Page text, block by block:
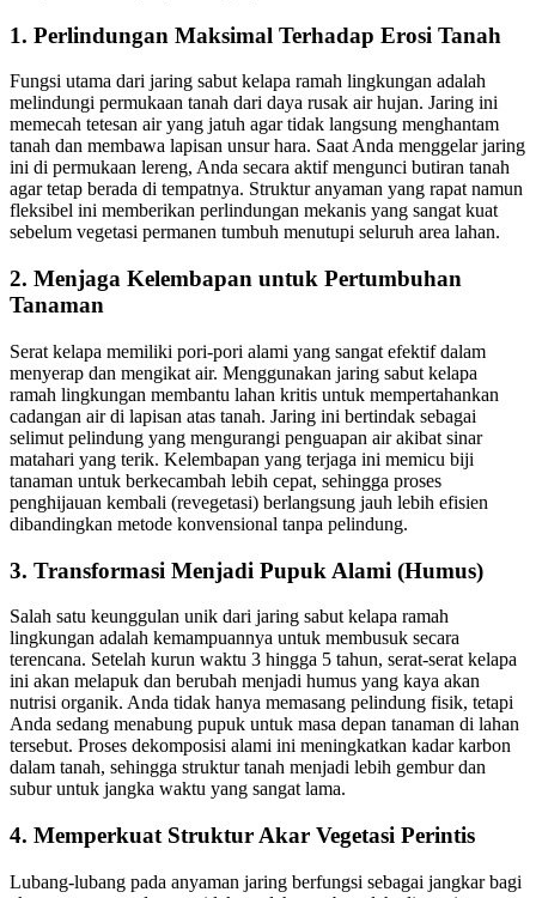
1. Perlindungan Maksimal Terhadap Erosi Tanah
Fungsi utama dari jaring sabut kelapa ramah lingkungan adalah
melindungi permukaan tanah dari daya rusak air hujan. Jaring ini
memecah tetesan air yang jatuh agar tidak langsung menghantam
tanah dan membawa lapisan unsur hara. Saat Anda menggelar jaring
ini di permukaan lereng, Anda secara aktif mengunci butiran tanah
agar tetap berada di tempatnya. Struktur anyaman yang rapat namun
fleksibel ini memberikan perlindungan mekanis yang sangat kuat
sebelum vegetasi permanen tumbuh menutupi seluruh area lahan.
2. Menjaga Kelembapan untuk Pertumbuhan
Tanaman
Serat kelapa memiliki pori-pori alami yang sangat efektif dalam
menyerap dan mengikat air. Menggunakan jaring sabut kelapa
ramah lingkungan membantu lahan kritis untuk mempertahankan
cadangan air di lapisan atas tanah. Jaring ini bertindak sebagai
selimut pelindung yang mengurangi penguapan air akibat sinar
matahari yang terik. Kelembapan yang terjaga ini memicu biji
tanaman untuk berkecambah lebih cepat, sehingga proses
penghijauan kembali (revegetasi) berlangsung jauh lebih efisien
dibandingkan metode konvensional tanpa pelindung.
3. Transformasi Menjadi Pupuk Alami (Humus)
Salah satu keunggulan unik dari jaring sabut kelapa ramah
lingkungan adalah kemampuannya untuk membusuk secara
terencana. Setelah kurun waktu 3 hingga 5 tahun, serat-serat kelapa
ini akan melapuk dan berubah menjadi humus yang kaya akan
nutrisi organik. Anda tidak hanya memasang pelindung fisik, tetapi
Anda sedang menabung pupuk untuk masa depan tanaman di lahan
tersebut. Proses dekomposisi alami ini meningkatkan kadar karbon
dalam tanah, sehingga struktur tanah menjadi lebih gembur dan
subur untuk jangka waktu yang sangat lama.
4. Memperkuat Struktur Akar Vegetasi Perintis
Lubang-lubang pada anyaman jaring berfungsi sebagai jangkar bagi